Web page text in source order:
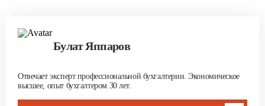
Булат Яппаров
Отвечает эксперт профессиональной бухгалтерии. Экономическое
высшее, опыт бухгалтером 30 лет.